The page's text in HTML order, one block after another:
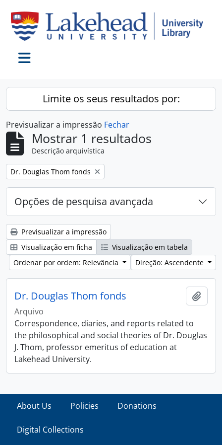
Limite os seus resultados por:
Previsualizar a impressão Fechar
Mostrar 1 resultados
Descrição arquivística
Remover filtro:
Dr. Douglas Thom fonds
Opções de pesquisa avançada
Previsualizar a impressão
Visualização em ficha
Visualização em tabela
Ordenar por ordem: Relevância
Direção: Ascendente
Dr. Douglas Thom fonds
Arquivo
Correspondence, diaries, and reports related to
the philosophical and social theories of Dr. Douglas
J. Thom, professor emeritus of education at
Lakehead University.
About Us Policies Donations
Digital Collections